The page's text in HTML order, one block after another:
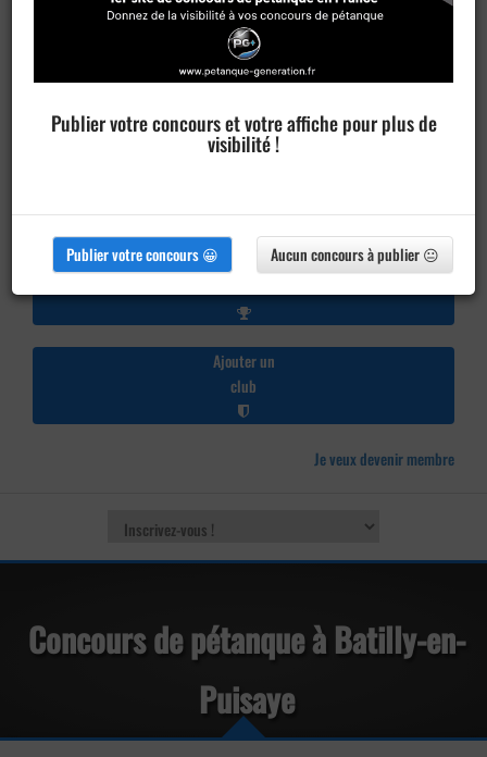
Publier un
Ajouter un
club
Je veux devenir membre
Concours de pétanque à Batilly-en-
Puisaye
Publier votre concours et votre affiche pour plus de
visibilité !
Publier votre concours 😀 Aucun concours à publier 😐